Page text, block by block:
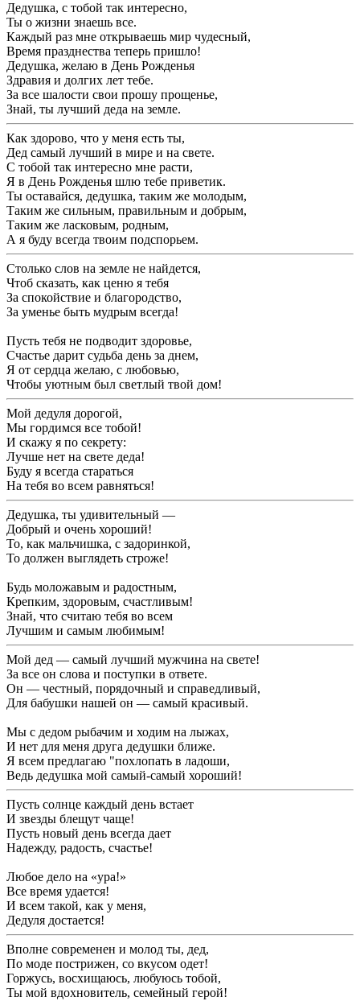
Дедушка, с тобой так интересно,
Ты о жизни знаешь все.
Каждый раз мне открываешь мир чудесный,
Время празднества теперь пришло!
Дедушка, желаю в День Рожденья
Здравия и долгих лет тебе.
За все шалости свои прошу прощенье,
Знай, ты лучший деда на земле.
Как здорово, что у меня есть ты,
Дед самый лучший в мире и на свете.
С тобой так интересно мне расти,
Я в День Рожденья шлю тебе приветик.
Ты оставайся, дедушка, таким же молодым,
Таким же сильным, правильным и добрым,
Таким же ласковым, родным,
А я буду всегда твоим подспорьем.
Столько слов на земле не найдется,
Чтоб сказать, как ценю я тебя
За спокойствие и благородство,
За уменье быть мудрым всегда!
Пусть тебя не подводит здоровье,
Счастье дарит судьба день за днем,
Я от сердца желаю, с любовью,
Чтобы уютным был светлый твой дом!
Мой дедуля дорогой,
Мы гордимся все тобой!
И скажу я по секрету:
Лучше нет на свете деда!
Буду я всегда стараться
На тебя во всем равняться!
Дедушка, ты удивительный —
Добрый и очень хороший!
То, как мальчишка, с задоринкой,
То должен выглядеть строже!
Будь моложавым и радостным,
Крепким, здоровым, счастливым!
Знай, что считаю тебя во всем
Лучшим и самым любимым!
Мой дед — самый лучший мужчина на свете!
За все он слова и поступки в ответе.
Он — честный, порядочный и справедливый,
Для бабушки нашей он — самый красивый.
Мы с дедом рыбачим и ходим на лыжах,
И нет для меня друга дедушки ближе.
Я всем предлагаю "похлопать в ладоши,
Ведь дедушка мой самый-самый хороший!
Пусть солнце каждый день встает
И звезды блещут чаще!
Пусть новый день всегда дает
Надежду, радость, счастье!
Любое дело на «ура!»
Все время удается!
И всем такой, как у меня,
Дедуля достается!
Вполне современен и молод ты, дед,
По моде пострижен, со вкусом одет!
Горжусь, восхищаюсь, любуюсь тобой,
Ты мой вдохновитель, семейный герой!